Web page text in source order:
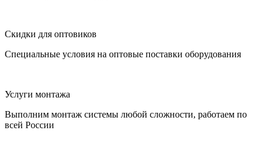
Скидки для оптовиков
Специальные условия на оптовые поставки оборудования
Услуги монтажа
Выполним монтаж системы любой сложности, работаем по
всей России